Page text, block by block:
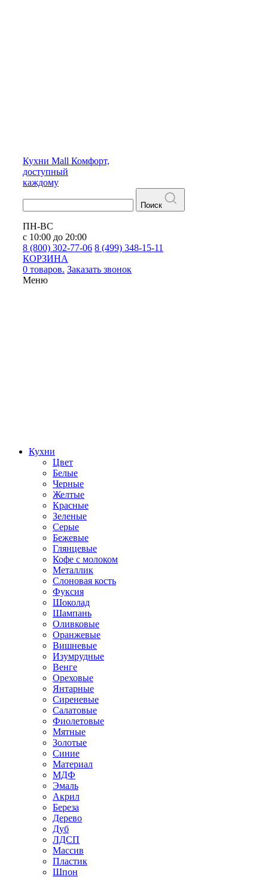
Кухни Mall Комфорт,
доступный
каждому
Поиск
ПН-ВС
с 10:00 до 20:00
8 (800) 302-77-06 8 (499) 348-15-11
КОРЗИНА
0 товаров. Заказать звонок
Меню
Кухни
Цвет
Белые
Черные
Желтые
Красные
Зеленые
Серые
Бежевые
Глянцевые
Кофе с молоком
Металлик
Слоновая кость
Фуксия
Шоколад
Шампань
Оливковые
Оранжевые
Вишневые
Изумрудные
Венге
Ореховые
Янтарные
Сиреневые
Салатовые
Фиолетовые
Мятные
Золотые
Синие
Материал
МДФ
Эмаль
Акрил
Береза
Дерево
Дуб
ЛДСП
Массив
Пластик
Шпон